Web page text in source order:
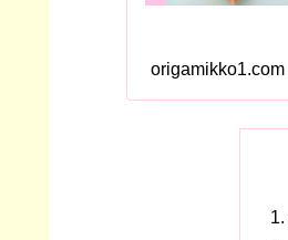
origamikko1.com